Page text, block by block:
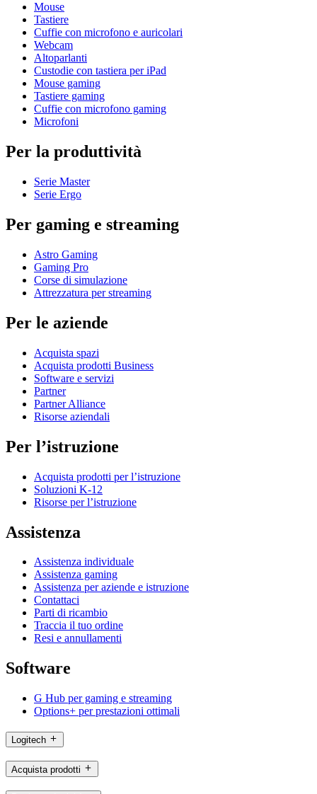
Mouse
Tastiere
Cuffie con microfono e auricolari
Webcam
Altoparlanti
Custodie con tastiera per iPad
Mouse gaming
Tastiere gaming
Cuffie con microfono gaming
Microfoni
Per la produttività
Serie Master
Serie Ergo
Per gaming e streaming
Astro Gaming
Gaming Pro
Corse di simulazione
Attrezzatura per streaming
Per le aziende
Acquista spazi
Acquista prodotti Business
Software e servizi
Partner
Partner Alliance
Risorse aziendali
Per l’istruzione
Acquista prodotti per l’istruzione
Soluzioni K-12
Risorse per l’istruzione
Assistenza
Assistenza individuale
Assistenza gaming
Assistenza per aziende e istruzione
Contattaci
Parti di ricambio
Traccia il tuo ordine
Resi e annullamenti
Software
G Hub per gaming e streaming
Options+ per prestazioni ottimali
Logitech
Acquista prodotti